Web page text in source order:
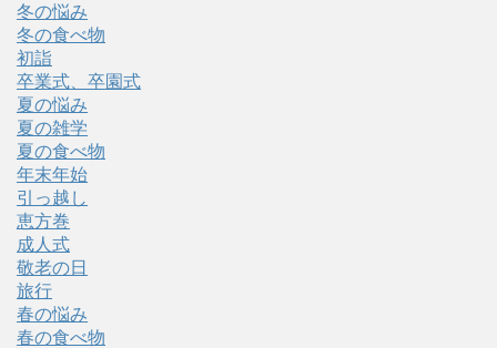
冬の悩み
冬の食べ物
初詣
卒業式、卒園式
夏の悩み
夏の雑学
夏の食べ物
年末年始
引っ越し
恵方巻
成人式
敬老の日
旅行
春の悩み
春の食べ物